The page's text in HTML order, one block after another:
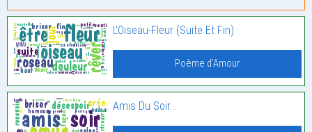
L’Oiseau-Fleur (Suite Et Fin)
Poème d'Amour
Amis Du Soir…